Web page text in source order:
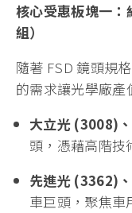
核心受惠板塊一：
組）
隨著 FSD 鏡頭規
的需求讓光學廠產
大立光 (3008)
頭，憑藉高階技
先進光 (3362)
車巨頭，聚焦車